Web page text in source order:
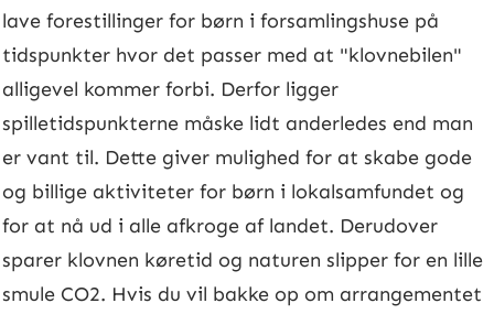
lave forestillinger for børn i forsamlingshuse på
tidspunkter hvor det passer med at "klovnebilen"
alligevel kommer forbi. Derfor ligger
spilletidspunkterne måske lidt anderledes end man
er vant til. Dette giver mulighed for at skabe gode
og billige aktiviteter for børn i lokalsamfundet og
for at nå ud i alle afkroge af landet. Derudover
sparer klovnen køretid og naturen slipper for en lille
smule CO2. Hvis du vil bakke op om arrangementet